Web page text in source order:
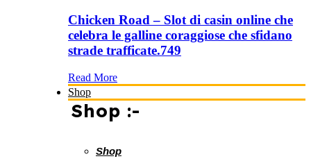
Chicken Road – Slot di casin online che
celebra le galline coraggiose che sfidano
strade trafficate.749
Read More
Shop
Shop :-
Shop